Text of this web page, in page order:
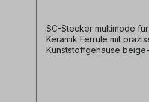
SC-Stecker multimode
Keramik Ferrule mit
Kunststoffgehäuse